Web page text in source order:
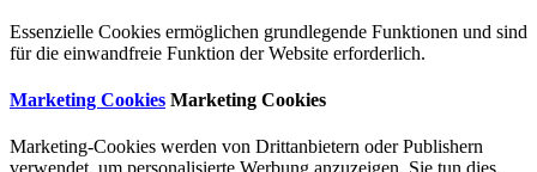
Essenzielle Cookies ermöglichen grundlegende Funktionen und sind
für die einwandfreie Funktion der Website erforderlich.
Marketing Cookies Marketing Cookies
Marketing-Cookies werden von Drittanbietern oder Publishern